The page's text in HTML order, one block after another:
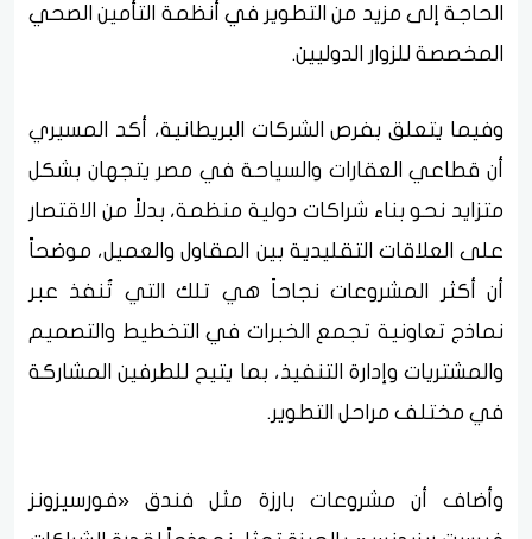
الحاجة إلى مزيد من التطوير في أنظمة التأمين الصحي
المخصصة للزوار الدوليين.
وفيما يتعلق بفرص الشركات البريطانية، أكد المسيري
أن قطاعي العقارات والسياحة في مصر يتجهان بشكل
متزايد نحو بناء شراكات دولية منظمة، بدلاً من الاقتصار
على العلاقات التقليدية بين المقاول والعميل، موضحاً
أن أكثر المشروعات نجاحاً هي تلك التي تُنفذ عبر
نماذج تعاونية تجمع الخبرات في التخطيط والتصميم
والمشتريات وإدارة التنفيذ، بما يتيح للطرفين المشاركة
في مختلف مراحل التطوير.
وأضاف أن مشروعات بارزة مثل فندق «فورسيزونز